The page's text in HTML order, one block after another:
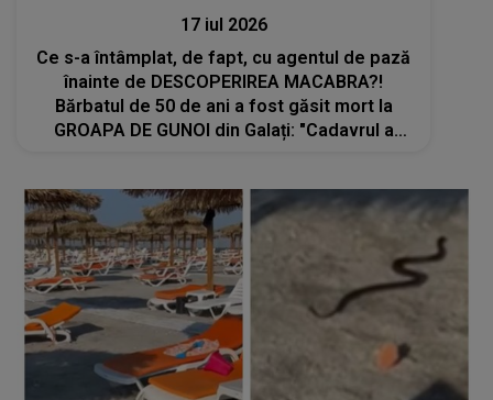
17 iul 2026
Ce s-a întâmplat, de fapt, cu agentul de pază
înainte de DESCOPERIREA MACABRA?!
Bărbatul de 50 de ani a fost găsit mort la
GROAPA DE GUNOI din Galați: "Cadavrul a